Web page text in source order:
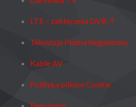
LTE – zakłócenia DVB-T
Telewizja Płatna Regulaminy
Kable AV
Polityka plików Cookie